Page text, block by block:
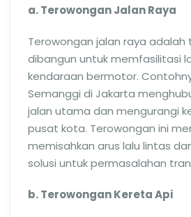
a. Terowongan Jalan Raya
Terowongan jalan raya
dibangun untuk memfasilitasi
kendaraan bermotor.
Semanggi di Jakarta
jalan utama dan mengurangi
pusat kota. Terowongan ini
memisahkan arus lalu lintas
solusi untuk permasalahan
b. Terowongan Kereta Api